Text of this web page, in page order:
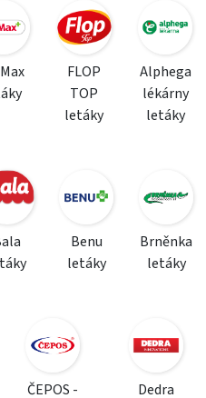
FLOP
TOP
letáky
Alphega
lékárny
letáky
Benu
letáky
Brněnka
letáky
ČEPOS -
Dedra